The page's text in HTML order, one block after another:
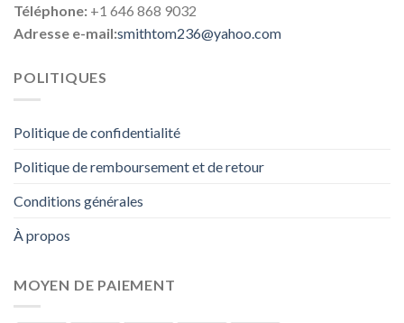
Téléphone: +1 646 868 9032
Adresse e-mail:smithtom236@yahoo.com
POLITIQUES
Politique de confidentialité
Politique de remboursement et de retour
Conditions générales
À propos
MOYEN DE PAIEMENT